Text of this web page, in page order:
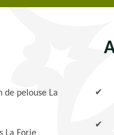
de pelouse La